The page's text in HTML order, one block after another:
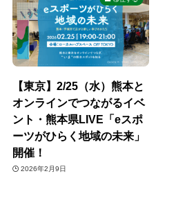
【東京】2/25（水）熊本と
オンラインでつながるイベ
ント・熊本県LIVE「eスポ
ーツがひらく地域の未来」
開催！
2026年2月9日